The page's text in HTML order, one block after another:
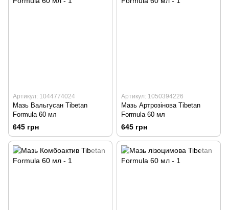
Артикул: 1044774024
Мазь Вальгусан Tibetan
Formula 60 мл
645 грн
Артикул: 1050394226
Мазь Артрозінова Tibetan
Formula 60 мл
645 грн